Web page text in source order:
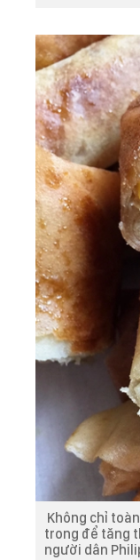
Không chỉ
trong để tăng
người dân